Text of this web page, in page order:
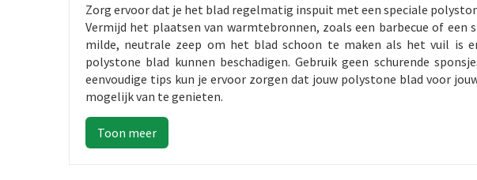
Zorg ervoor dat je het blad regelmatig inspuit met een speciale
Vermijd het plaatsen van warmtebronnen, zoals een barbecue of
milde, neutrale zeep om het blad schoon te maken als het vuil is
polystone blad kunnen beschadigen. Gebruik geen schurende
eenvoudige tips kun je ervoor zorgen dat jouw polystone blad voor
mogelijk van te genieten.